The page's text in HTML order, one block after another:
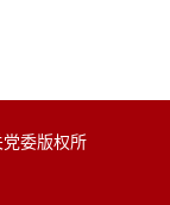
党委版权所